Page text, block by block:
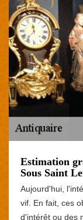
Estimation
Sous Saint
Aujourd'hui,
vif. En fait, ces
d'intérêt ou des